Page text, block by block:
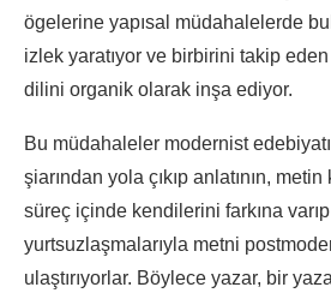
ögelerine yapısal müdahalelerde
izlek yaratıyor ve birbirini takip
dilini organik olarak inşa ediyor.
Bu müdahaleler modernist
şiarından yola çıkıp anlatının,
süreç içinde kendilerini farkına
yurtsuzlaşmalarıyla metni
ulaştırıyorlar. Böylece yazar, bir